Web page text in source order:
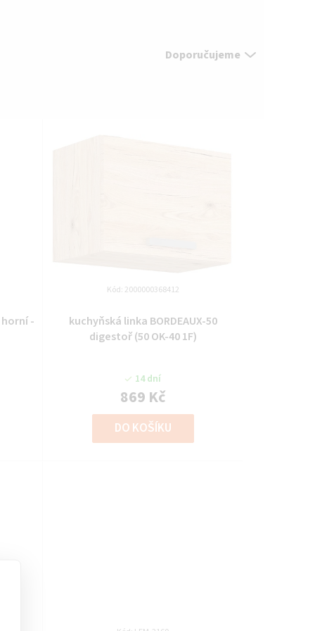
Doporučujeme
horní -
kuchyňská linka BORDEAUX-50
digestoř (50 OK-40 1F)
14 dní
869 Kč
DO KOŠÍKU
Kód: 2000000368412